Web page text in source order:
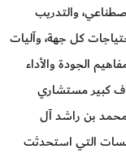
والتدريب
كل جهة، وآليات
الجودة والأداء
كبير مستشاري
محمد بن راشد آل
التي استحدثت